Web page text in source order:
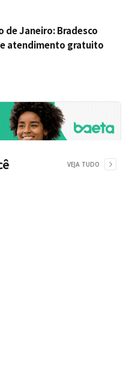
de Janeiro: Bradesco
atendimento gratuito
VEJA TUDO